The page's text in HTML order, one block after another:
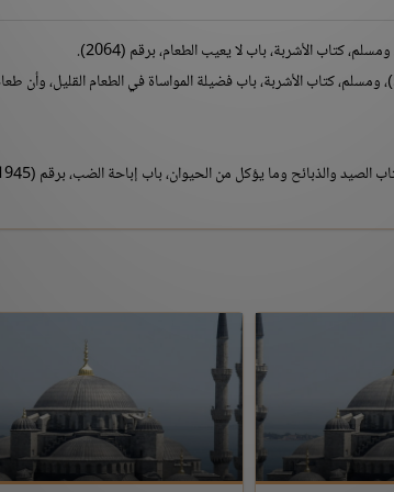
أخرجه البخاري، كتاب الأطعمة، باب طعام الواحد يكفي الاثنين، برقم (5392)، ومسلم، كتاب الأشربة، باب فضيلة المواساة في الطعام القليل، وأن